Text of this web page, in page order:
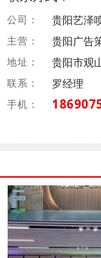
公司： 贵阳艺泽
主营： 贵阳广告
地址： 贵阳市观
联系： 罗经理
手机：